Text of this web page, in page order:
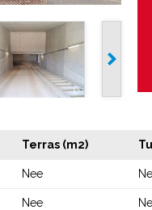
Terras (m2)
Nee
Nee